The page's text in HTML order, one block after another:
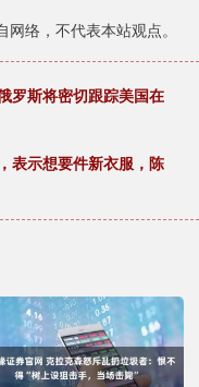
络，不代表本站观点。
罗斯将密切跟踪美国在
表示想要件新衣服，陈